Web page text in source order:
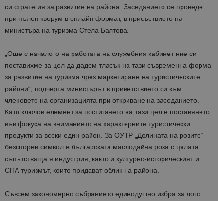
си стратегия за развитие на района. Заседанието се проведе
при пълен кворум в онлайн формат, в присъствието на
министъра на туризма Стела Балтова.
„Още с началото на работата на служебния кабинет ние си
поставихме за цел да дадем тласък на тази съвременна форма
за развитие на туризма чрез маркетиране на туристическите
райони“, подчерта министърът в приветствието си към
членовете на организацията при откриване на заседанието.
Като ключов елемент за постигането на тази цел е поставянето
във фокуса на вниманието на характерните туристически
продукти за всеки един район. За ОУТР „Долината на розите“
безспорен символ е българската маслодайна роза с цялата
съпътстваща я индустрия, както и културно-историческият и
СПА туризмът, които придават облик на района.
Съвсем закономерно събранието единодушно избра за лого